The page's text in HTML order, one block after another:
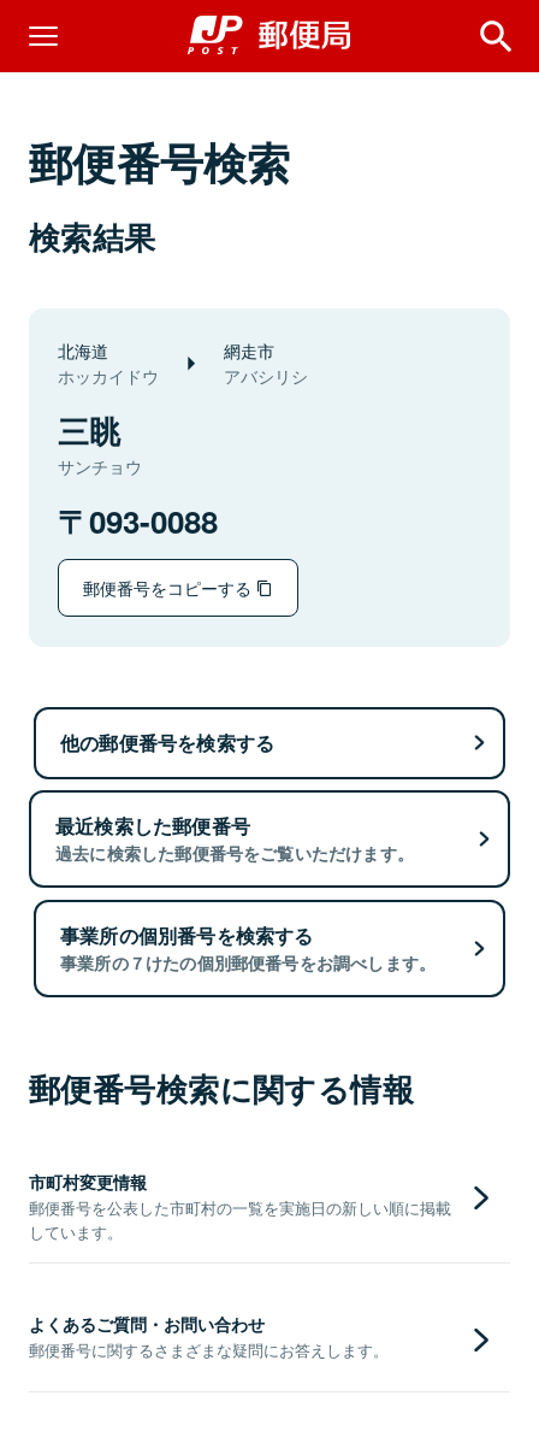
郵便番号検索
検索結果
北海道
ホッカイドウ
網走市
アバシリシ
三眺
サンチョウ
093-0088
郵便番号をコピーする
他の郵便番号を検索する
最近検索した郵便番号
過去に検索した郵便番号をご覧いただけます。
事業所の個別番号を検索する
事業所の７けたの個別郵便番号をお調べします。
郵便番号検索に関する情報
市町村変更情報
郵便番号を公表した市町村の一覧を実施日の新しい順に掲載
しています。
よくあるご質問・お問い合わせ
郵便番号に関するさまざまな疑問にお答えします。